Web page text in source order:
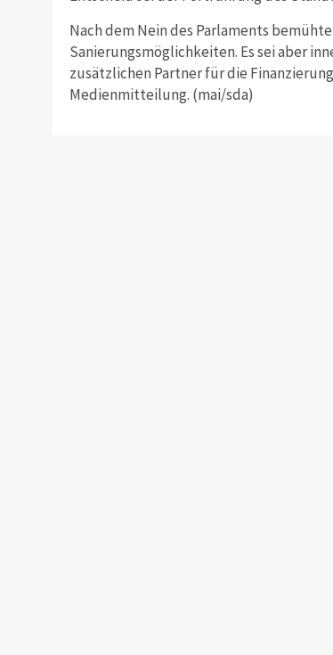
Nach dem Nein des Parlaments
Sanierungsmöglichkeiten. Es sei aber
zusätzlichen Partner für die
Medienmitteilung. (mai/sda)